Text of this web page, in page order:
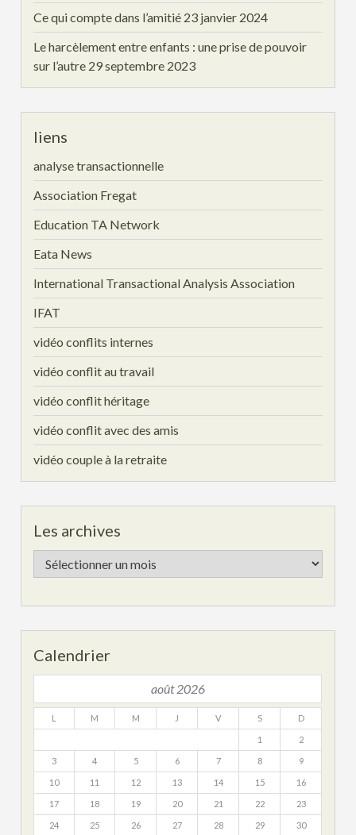
Ce qui compte dans l’amitié 23 janvier 2024
Le harcèlement entre enfants : une prise de pouvoir
sur l’autre 29 septembre 2023
liens
analyse transactionnelle
Association Fregat
Education TA Network
Eata News
International Transactional Analysis Association
IFAT
vidéo conflits internes
vidéo conflit au travail
vidéo conflit héritage
vidéo conflit avec des amis
vidéo couple à la retraite
Les archives
Les
archives
Calendrier
août 2026
L M M J V S D
1 2
3 4 5 6 7 8 9
10 11 12 13 14 15 16
17 18 19 20 21 22 23
24 25 26 27 28 29 30